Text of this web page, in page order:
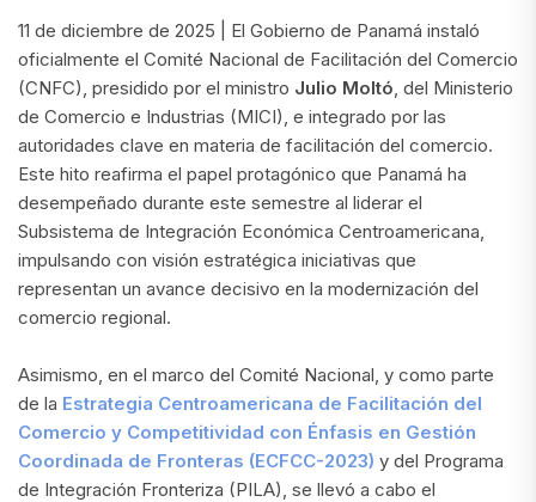
11 de diciembre de 2025 | El Gobierno de Panamá instaló
oficialmente el Comité Nacional de Facilitación del Comercio
(CNFC), presidido por el ministro Julio Moltó , del Ministerio
de Comercio e Industrias (MICI), e integrado por las
autoridades clave en materia de facilitación del comercio.
Este hito reafirma el papel protagónico que Panamá ha
desempeñado durante este semestre al liderar el
Subsistema de Integración Económica Centroamericana,
impulsando con visión estratégica iniciativas que
representan un avance decisivo en la modernización del
comercio regional.
Asimismo, en el marco del Comité Nacional, y como parte
de la Estrategia Centroamericana de Facilitación del
Comercio y Competitividad con Énfasis en Gestión
Coordinada de Fronteras (ECFCC-2023) y del Programa
de Integración Fronteriza (PILA), se llevó a cabo el